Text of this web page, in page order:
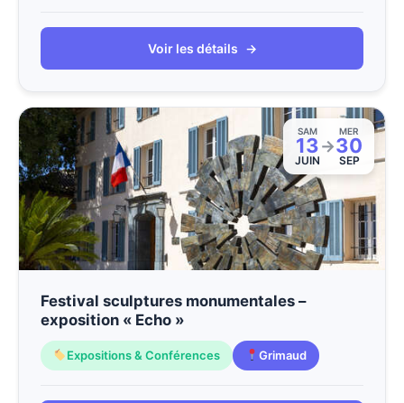
Voir les détails →
SAM
13
JUIN
→
MER
30
SEP
Festival sculptures monumentales –
exposition « Echo »
Expositions & Conférences Grimaud